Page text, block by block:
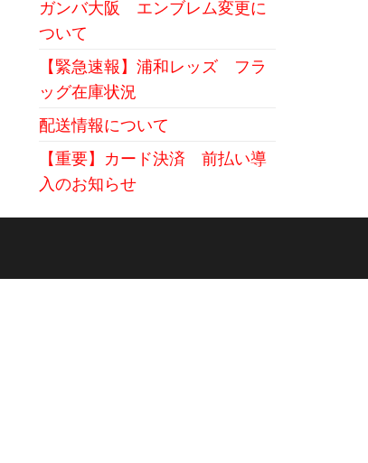
ガンバ大阪 エンブレム変更に
ついて
【緊急速報】浦和レッズ フラ
ッグ在庫状況
配送情報について
【重要】カード決済 前払い導
入のお知らせ